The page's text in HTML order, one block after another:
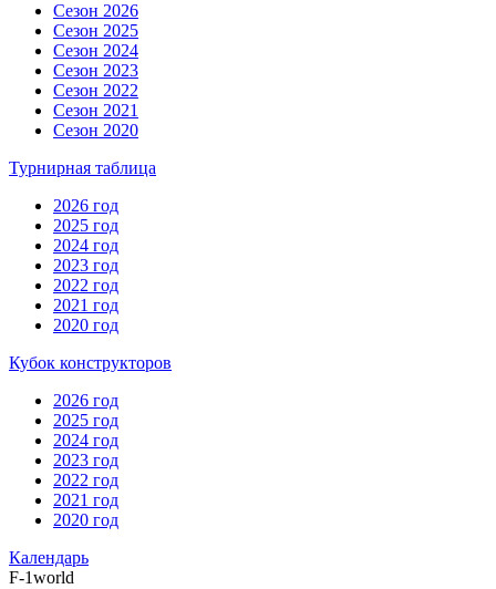
Сезон 2026
Сезон 2025
Сезон 2024
Сезон 2023
Сезон 2022
Сезон 2021
Сезон 2020
Турнирная таблица
2026 год
2025 год
2024 год
2023 год
2022 год
2021 год
2020 год
Кубок конструкторов
2026 год
2025 год
2024 год
2023 год
2022 год
2021 год
2020 год
Календарь
F-1world